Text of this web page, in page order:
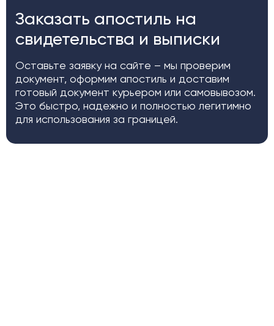
Заказать апостиль на
свидетельства и выписки
Оставьте заявку на сайте – мы проверим
документ, оформим апостиль и доставим
готовый документ курьером или самовывозом.
Это быстро, надежно и полностью легитимно
для использования за границей.